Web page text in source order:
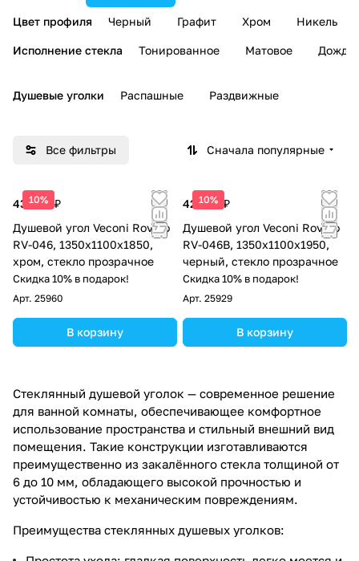
Цвет профиля Черный Графит Хром Никель
Исполнение стекла Тонированное Матовое Дождь
Душевые уголки Распашные Раздвижные
Все фильтры Сначала популярные
10%
43 860 ₽
Душевой угол Veconi Rovigo
RV-046, 1350х1100х1850,
хром, стекло прозрачное
Скидка 10% в подарок!
Арт. 25960
В корзину
10%
42 895 ₽
Душевой угол Veconi Rovigo
RV-046B, 1350х1100х1950,
черный, стекло прозрачное
Скидка 10% в подарок!
Арт. 25929
В корзину
Стеклянный душевой уголок — современное решение
для ванной комнаты, обеспечивающее комфортное
использование пространства и стильный внешний вид
помещения. Такие конструкции изготавливаются
преимущественно из закалённого стекла толщиной от
6 до 10 мм, обладающего высокой прочностью и
устойчивостью к механическим повреждениям.
Преимущества стеклянных душевых уголков: